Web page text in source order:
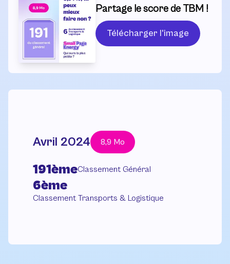
Partage le score de TBM !
Télécharger l'image
Avril 2024 8,9 Mo
191èmeClassement Général
6ème
Classement Transports & Logistique